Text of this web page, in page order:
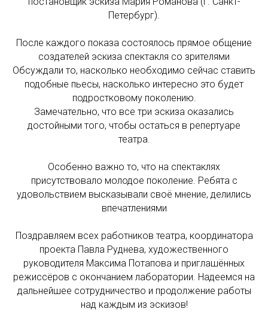
Петербург).
После каждого показа состоялось прямое общение
создателей эскиза спектакля со зрителями
Обсуждали то, насколько необходимо сейчас ставить
подобные пьесы, насколько интересно это будет
подростковому поколению.
Замечательно, что все три эскиза оказались
достойными того, чтобы остаться в репертуаре
театра.
Особенно важно то, что на спектаклях
присутствовало молодое поколение. Ребята с
удовольствием высказывали своё мнение, делились
впечатлениями
Поздравляем всех работников театра, координатора
проекта Павла Руднева, художественного
руководителя Максима Потапова и приглашённых
режиссёров с окончанием лаборатории. Надеемся на
дальнейшее сотрудничество и продолжение работы
над каждым из эскизов!